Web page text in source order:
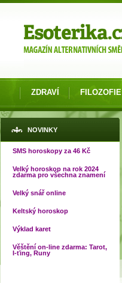
ZDRAVÍ FILOZOFIE
NOVINKY
SMS horoskopy za 46 Kč
Velký horoskop na rok 2024
zdarma pro všechna znamení
Velký snář online
Keltský horoskop
Výklad karet
Věštění on-line zdarma: Tarot,
I-ťing, Runy